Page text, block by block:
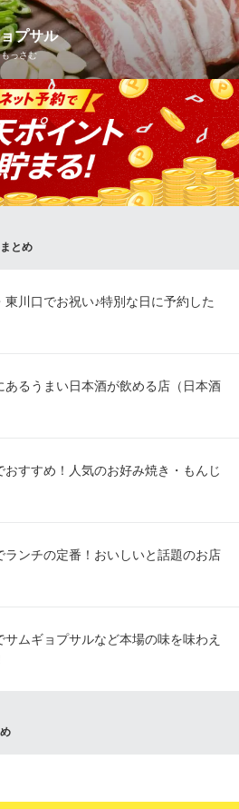
歩12分
プサル
っさむ
！！ お肉も斜めのプレートで余分な
テ防止！デトックス♪この時季にピッ
岩石でジューシーに焼いた豚肉をの
くなどをお好みで、くるっと巻いて
ー！次の日お肌・お腹の調子抜群で
料理＆もつ鍋 もっさむ
徒歩3分
1F
とめ
東川口でお祝い♪特別な日に予約した
あるうまい日本酒が飲める店（日本酒
おすすめ！人気のお好み焼き・もんじ
ランチの定番！おいしいと話題のお店
サムギョプサルなど本場の味を味わえ